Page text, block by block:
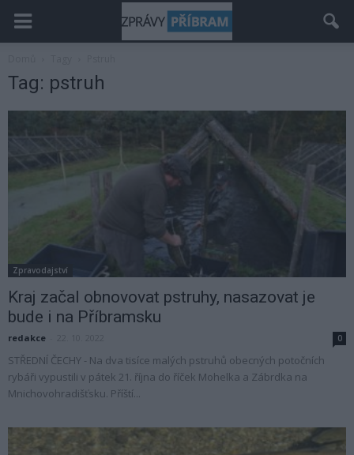
Tag: pstruh
Zpravodajství
Kraj začal obnovovat pstruhy, nasazovat je
bude i na Příbramsku
redakce 0
STŘEDNÍ ČECHY - Na dva tisíce malých pstruhů obecných potočních
rybáři vypustili v pátek 21. října do říček Mohelka a Zábrdka na
Mnichovohradišťsku. Příští...